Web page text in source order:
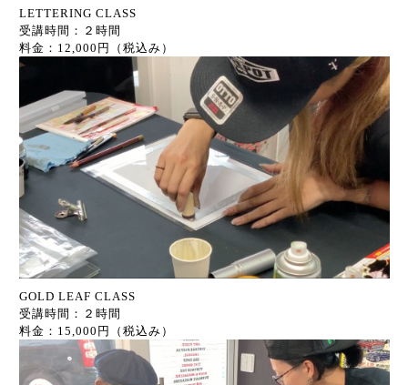
LETTERING CLASS
受講時間：２時間
料金：12,000円（税込み）
GOLD LEAF CLASS
受講時間：２時間
料金：15,000円（税込み）